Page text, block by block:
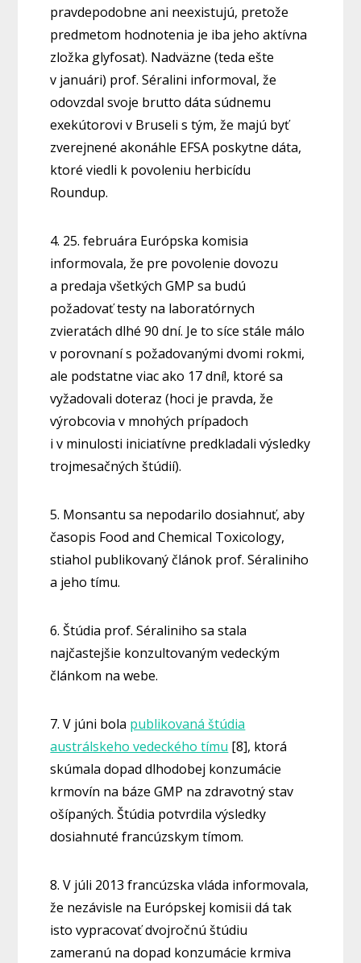
pravdepodobne ani neexistujú, pretože
predmetom hodnotenia je iba jeho aktívna
zložka glyfosat). Nadväzne (teda ešte
v januári) prof. Séralini informoval, že
odovzdal svoje brutto dáta súdnemu
exekútorovi v Bruseli s tým, že majú byť
zverejnené akonáhle EFSA poskytne dáta,
ktoré viedli k povoleniu herbicídu
Roundup.
4. 25. februára Európska komisia
informovala, že pre povolenie dovozu
a predaja všetkých GMP sa budú
požadovať testy na laboratórnych
zvieratách dlhé 90 dní. Je to síce stále málo
v porovnaní s požadovanými dvomi rokmi,
ale podstatne viac ako 17 dní!, ktoré sa
vyžadovali doteraz (hoci je pravda, že
výrobcovia v mnohých prípadoch
i v minulosti iniciatívne predkladali výsledky
trojmesačných štúdií).
5. Monsantu sa nepodarilo dosiahnuť, aby
časopis Food and Chemical Toxicology,
stiahol publikovaný článok prof. Séraliniho
a jeho tímu.
6. Štúdia prof. Séraliniho sa stala
najčastejšie konzultovaným vedeckým
článkom na webe.
7. V júni bola publikovaná štúdia
austrálskeho vedeckého tímu [8], ktorá
skúmala dopad dlhodobej konzumácie
krmovín na báze GMP na zdravotný stav
ošípaných. Štúdia potvrdila výsledky
dosiahnuté francúzskym tímom.
8. V júli 2013 francúzska vláda informovala,
že nezávisle na Európskej komisii dá tak
isto vypracovať dvojročnú štúdiu
zameranú na dopad konzumácie krmiva